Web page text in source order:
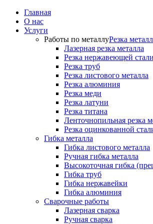
Главная
О нас
Услуги
Работы по металлуРезка
Лазерная резка металла
Резка нержавеющей стали
Резка труб
Резка листового металла
Резка алюминия
Резка меди
Резка латуни
Резка титана
Ленточнопильная резка
Резка оцинкованной
Гибка металла
Гибка листового металла
Ручная гибка металла
Высокоточная гибка
Гибка труб
Гибка нержавейки
Гибка алюминия
Сварочные работы
Лазерная сварка
Ручная сварка